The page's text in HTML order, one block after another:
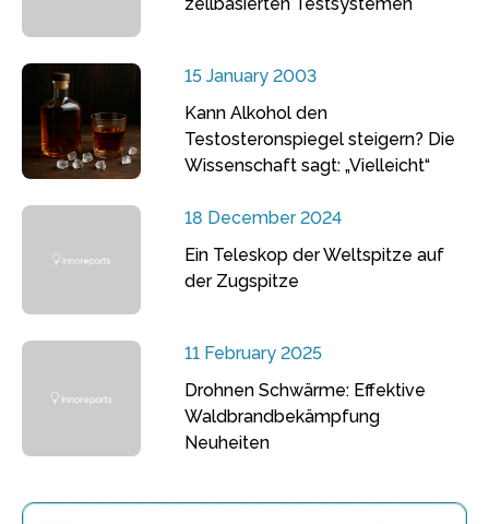
15 January 2003
Kann Alkohol den
Testosteronspiegel steigern? Die
Wissenschaft sagt: „Vielleicht“
18 December 2024
Ein Teleskop der Weltspitze auf
der Zugspitze
11 February 2025
Drohnen Schwärme: Effektive
Waldbrandbekämpfung
Neuheiten